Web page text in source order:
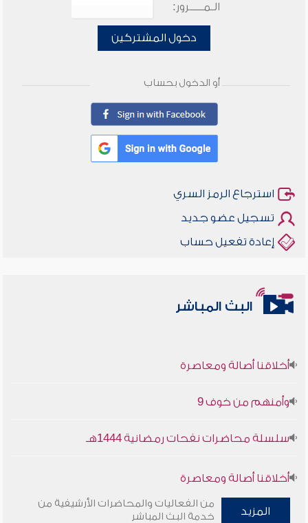
الـمـــــرور:
دخول المشتركين
أو الدخول بحساب
استرجاع الرمز السري
تسجيل عضو جديد
إعادة تفعيل حساب
البث المباشر
أخلاقنا أصالة ومعاصرة
وأمنهم من خوف 9
سلسلة محاضرات نفحات رمضانية 1444هـ
أخلاقنا أصالة ومعاصرة
وأمنهم من خوف 9
المزيد
من الفعاليات والمحاضرات الأرشيفية من
خدمة البث المباشر